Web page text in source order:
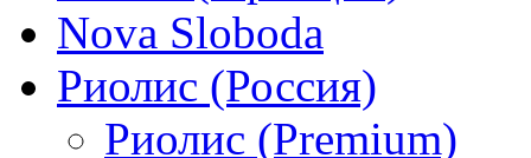
Nova Sloboda
Риолис (Россия)
Риолис (Premium)